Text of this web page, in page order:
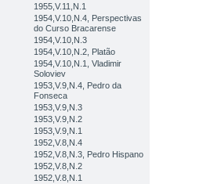
1955,V.11,N.1
1954,V.10,N.4, Perspectivas
do Curso Bracarense
1954,V.10,N.3
1954,V.10,N.2, Platão
1954,V.10,N.1, Vladimir
Soloviev
1953,V.9,N.4, Pedro da
Fonseca
1953,V.9,N.3
1953,V.9,N.2
1953,V.9,N.1
1952,V.8,N.4
1952,V.8,N.3, Pedro Hispano
1952,V.8,N.2
1952,V.8,N.1